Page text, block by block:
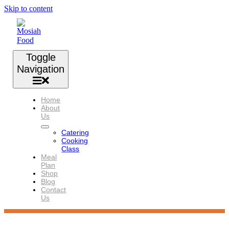
Skip to content
Toggle
Navigation
Home
About
Us
Catering
Cooking
Class
Meal
Plan
Shop
Blog
Contact
Us